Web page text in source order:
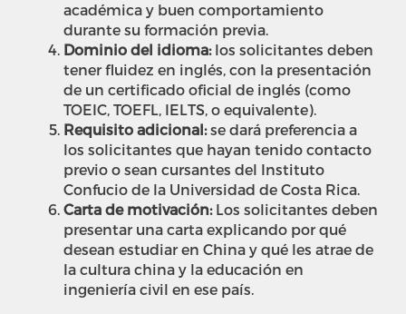
académica y buen comportamiento
durante su formación previa.
Dominio del idioma:los solicitantes deben
tener fluidez en inglés, con la presentación
de un certificado oficial de inglés (como
TOEIC, TOEFL, IELTS, o equivalente).
Requisito adicional: se dará preferencia a
los solicitantes que hayan tenido contacto
previo o sean cursantes del Instituto
Confucio de la Universidad de Costa Rica.
Carta de motivación: Los solicitantes deben
presentar una carta explicando por qué
desean estudiar en China y qué les atrae de
la cultura china y la educación en
ingeniería civil en ese país.